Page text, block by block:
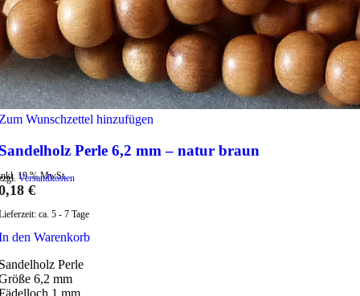
Wunschzettel hinzufügen
Perle 6,2 mm – natur braun
19 % MwSt.
Versandkosten
€
ca. 5 - 7 Tage
den Warenkorb
Perle
6,2 mm